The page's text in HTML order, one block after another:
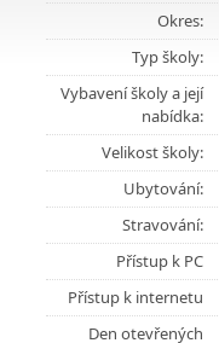
Okres:
Typ školy:
Vybavení školy a její
nabídka:
Velikost školy:
Ubytování:
Stravování:
Přístup k PC
Přístup k internetu
Den otevřených